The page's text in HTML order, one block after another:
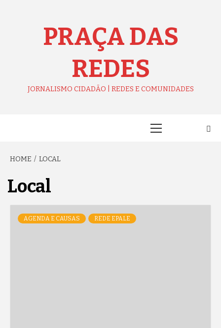
PRAÇA DAS
REDES
JORNALISMO CIDADÃO | REDES E COMUNIDADES
HOME LOCAL
Local
AGENDA E CAUSAS REDE EPALE